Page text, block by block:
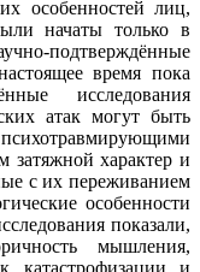
особенностей лиц,
начаты только в
подтверждённые
время пока
исследования
атак могут быть
затяжной характер и
с их переживанием
особенности
показали,
мышления,
катастрофизации и